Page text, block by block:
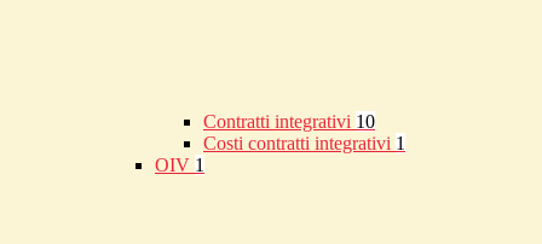
Contratti integrativi 10
Costi contratti integrativi 1
OIV 1